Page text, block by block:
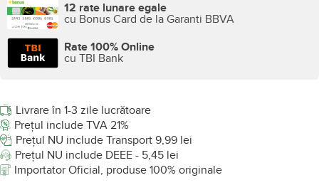
12 rate lunare egale
cu Bonus Card de la Garanti BBVA
Rate 100% Online
cu TBI Bank
Livrare în 1-3 zile lucrătoare
Prețul include TVA 21%
Prețul NU include Transport 9,99 lei
Prețul NU include DEEE - 5,45 lei
Importator Oficial, produse 100% originale